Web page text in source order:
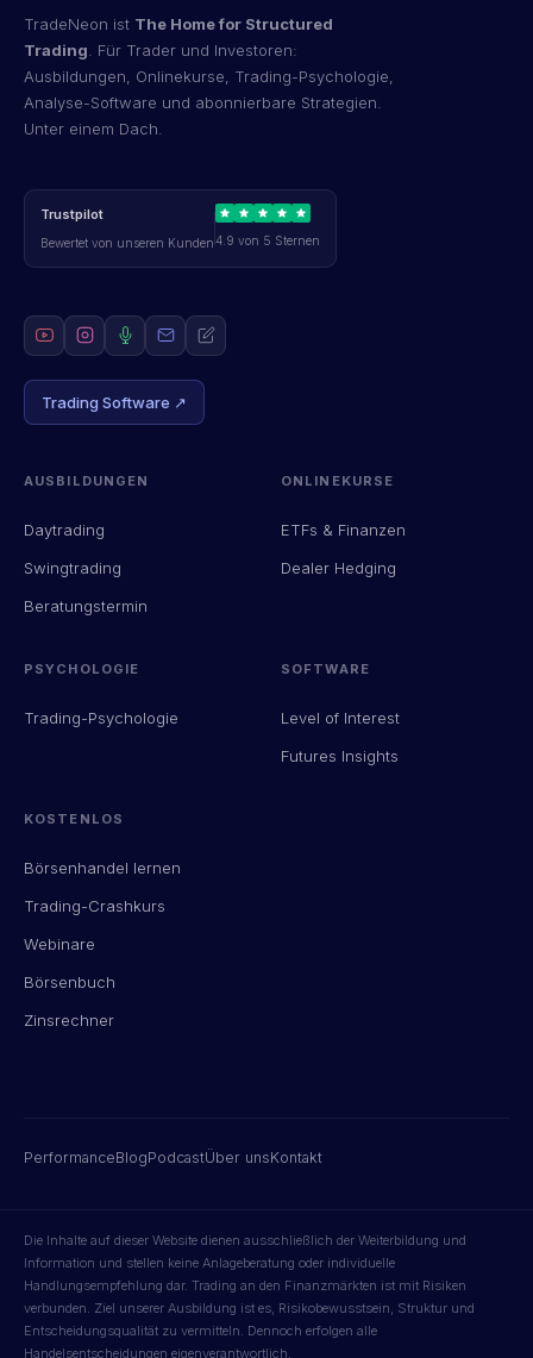
TradeNeon ist The Home for Structured
Trading . Für Trader und Investoren:
Ausbildungen, Onlinekurse, Trading-Psychologie,
Analyse-Software und abonnierbare Strategien.
Unter einem Dach.
Trustpilot
Bewertet von unseren Kunden4.9 von 5 Sternen
Trading Software ↗
AUSBILDUNGEN
Daytrading
Swingtrading
Beratungstermin
ONLINEKURSE
ETFs & Finanzen
Dealer Hedging
PSYCHOLOGIE
Trading-Psychologie
SOFTWARE
Level of Interest
Futures Insights
KOSTENLOS
Börsenhandel lernen
Trading-Crashkurs
Webinare
Börsenbuch
Zinsrechner
PerformanceBlogPodcastÜber unsKontakt
Die Inhalte auf dieser Website dienen ausschließlich der Weiterbildung und
Information und stellen keine Anlageberatung oder individuelle
Handlungsempfehlung dar. Trading an den Finanzmärkten ist mit Risiken
verbunden. Ziel unserer Ausbildung ist es, Risikobewusstsein, Struktur und
Entscheidungsqualität zu vermitteln. Dennoch erfolgen alle
Handelsentscheidungen eigenverantwortlich.